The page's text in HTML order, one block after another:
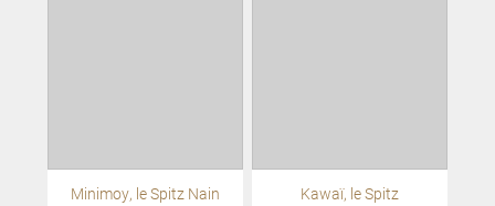
Minimoy, le Spitz Nain Kawaï, le Spitz